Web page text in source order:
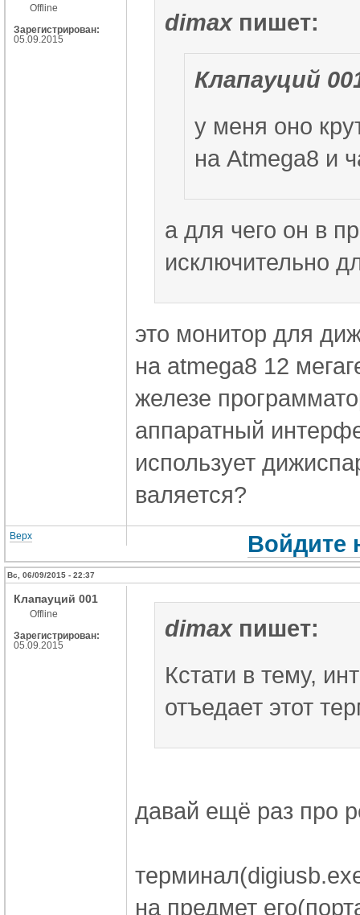
Offline
Зарегистрирован:
05.09.2015
dimaxпишет:
Клапауций
у меня оно
на Atmega8 и
а для чего он в
исключительно
это монитор для
на atmega8 12
железе
аппаратный
использует
валяется?
Верх Войдите
Вс, 06/09/2015 - 22:37
Клапауций 001
Offline
Зарегистрирован:
05.09.2015
dimaxпишет:
Кстати в тему,
отъедает этот
давай ещё раз про
на предмет